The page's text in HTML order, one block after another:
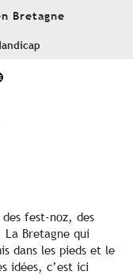
Bretagne
favoris
fest-noz, des
La Bretagne qui
dans les pieds et le
idées, c’est ici